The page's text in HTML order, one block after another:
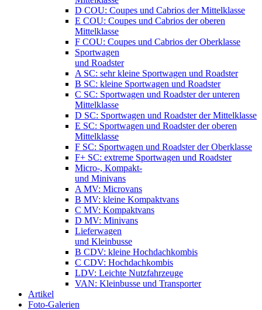
D COU: Coupes und Cabrios der Mittelklasse
E COU: Coupes und Cabrios der oberen
Mittelklasse
F COU: Coupes und Cabrios der Oberklasse
Sportwagen
und Roadster
A SC: sehr kleine Sportwagen und Roadster
B SC: kleine Sportwagen und Roadster
C SC: Sportwagen und Roadster der unteren
Mittelklasse
D SC: Sportwagen und Roadster der Mittelklasse
E SC: Sportwagen und Roadster der oberen
Mittelklasse
F SC: Sportwagen und Roadster der Oberklasse
F+ SC: extreme Sportwagen und Roadster
Micro-, Kompakt-
und Minivans
A MV: Microvans
B MV: kleine Kompaktvans
C MV: Kompaktvans
D MV: Minivans
Lieferwagen
und Kleinbusse
B CDV: kleine Hochdachkombis
C CDV: Hochdachkombis
LDV: Leichte Nutzfahrzeuge
VAN: Kleinbusse und Transporter
Artikel
Foto-Galerien